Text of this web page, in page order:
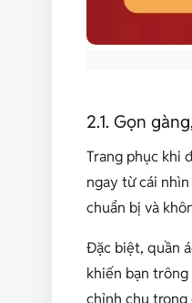
2.1. Gọn
Trang phục khi
ngay từ cái
chuẩn bị và
Đặc biệt, quần
khiến bạn
chỉnh chu trong